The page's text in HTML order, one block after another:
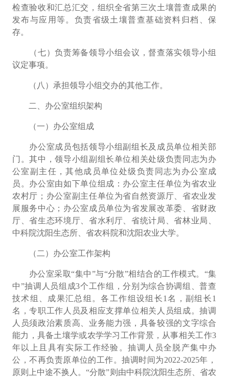
检查验收和汇总汇交，组织全省第三次土壤普查成果的
发布与应用等。负责省级土壤普查基础资料归档、保
存。
（七）负责筹备领导小组会议，督查落实领导小组
议定事项。
（八）承担领导小组交办的其他工作。
二、办公室组织架构
（一）办公室组成
办公室成员包括领导小组副组长及成员单位相关部
门。其中，领导小组副组长单位相关处级负责同志为办
公室副主任，其他成员单位处级负责同志为办公室成
员。办公室由如下单位组成：办公室主任单位为省农业
农村厅；办公室副主任单位为省自然资源厅、省农业发
展服务中心； 办公室成员单位为省发展改革委、省财政
厅、省生态环境厅、省水利厅、省统计局、省林业局、
中科院沈阳生态所、省农科院和沈阳农业大学。
（二）办公室工作架构
办公室采取“集中”与“分散”相结合的工作模式。 “集
中”抽调人员组成3个工作组，分别为综合协调组、普查
技术组、成果汇总组。各工作组设组长1 名，副组长1
名，专职工作人员及相应支撑单位相关人员组成。抽调
人员须政治素质高、业务能力强，具备较强的文字综合
能力，具备土壤学或农学学习工作背景，从事相关工作3
年以上且具有实际工作经验。抽调人员全脱产集中办
公，不再负责原单位的工作。抽调时间为2022-2025年，
原则上中途不换人。“分散”则由中科院沈阳生态所、省农